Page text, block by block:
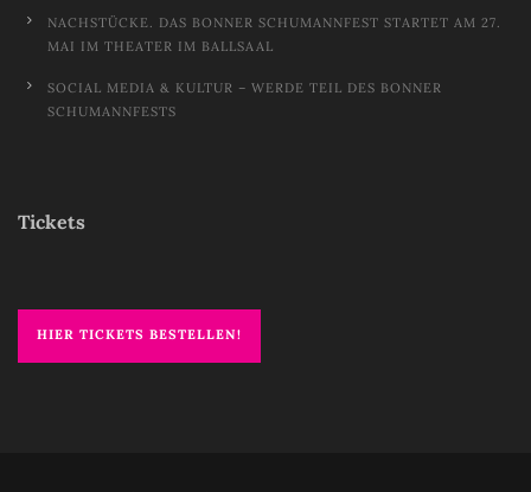
NACHSTÜCKE. DAS BONNER SCHUMANNFEST STARTET AM 27.
MAI IM THEATER IM BALLSAAL
SOCIAL MEDIA & KULTUR – WERDE TEIL DES BONNER
SCHUMANNFESTS
Tickets
HIER TICKETS BESTELLEN!